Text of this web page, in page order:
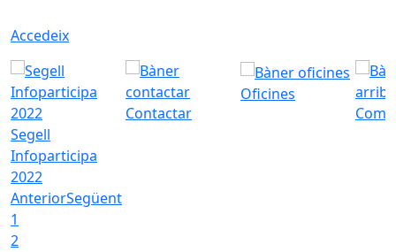
Accedeix
Segell
Infoparticipa
2022
Contactar
Oficines
Com
AnteriorSegüent
1
2